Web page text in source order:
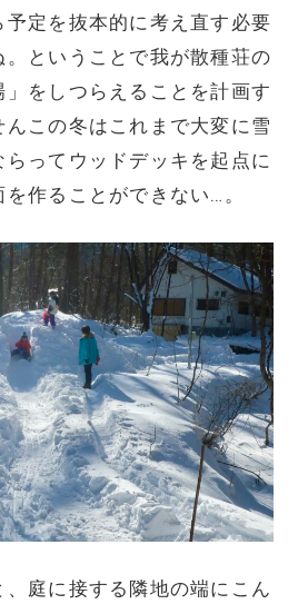
予定を抜本的に考え直す必要
ということで我が散種荘の
をしつらえることを計画す
この冬はこれまで大変に雪
ってウッドデッキを起点に
作ることができない…。
庭に接する隣地の端にこん